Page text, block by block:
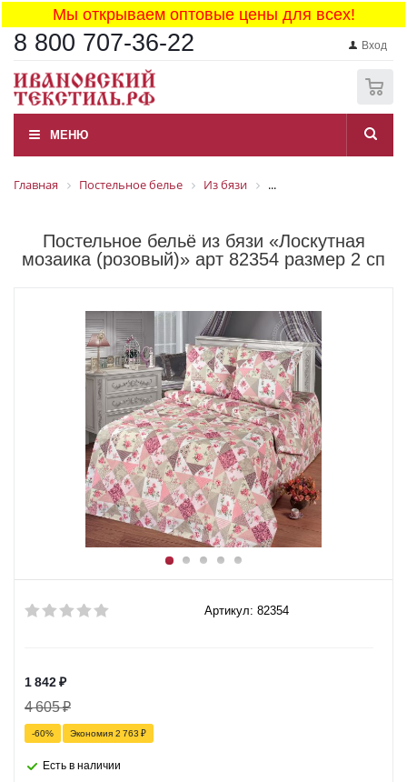
Мы открываем оптовые цены для всех!
8 800 707-36-22 Вход
МЕНЮ
Главная Постельное белье Из бязи ...
Постельное бельё из бязи «Лоскутная
мозаика (розовый)» арт 82354 размер 2 сп
Артикул: 82354
1 842₽
4 605₽
-60% Экономия 2 763 ₽
Есть в наличии